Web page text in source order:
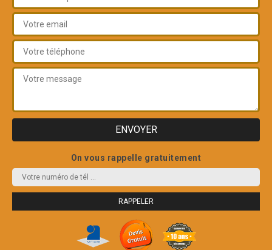
On vous rappelle gratuitement